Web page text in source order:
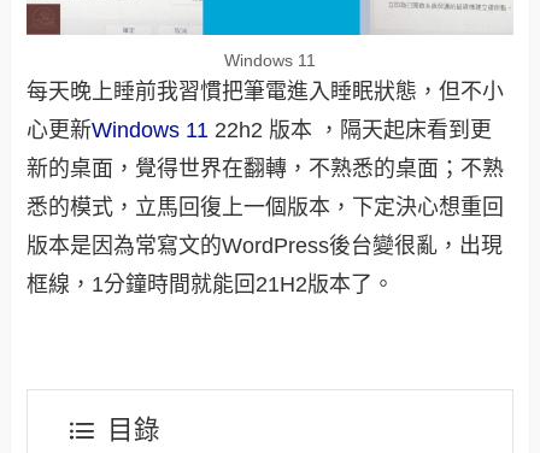
Windows 11
每天晚上睡前我習慣把筆電進入睡眠狀態，但不小
心更新Windows 11 22h2 版本 ，隔天起床看到更
新的桌面，覺得世界在翻轉，不熟悉的桌面；不熟
悉的模式，立馬回復上一個版本，下定決心想重回
版本是因為常寫文的WordPress後台變很亂，出現
框線，1分鐘時間就能回21H2版本了。
目錄